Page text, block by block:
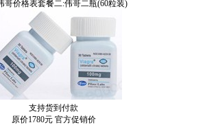
哥价格表套餐二:伟哥二瓶(60粒装)
支持货到付款
原价1780元 官方促销价